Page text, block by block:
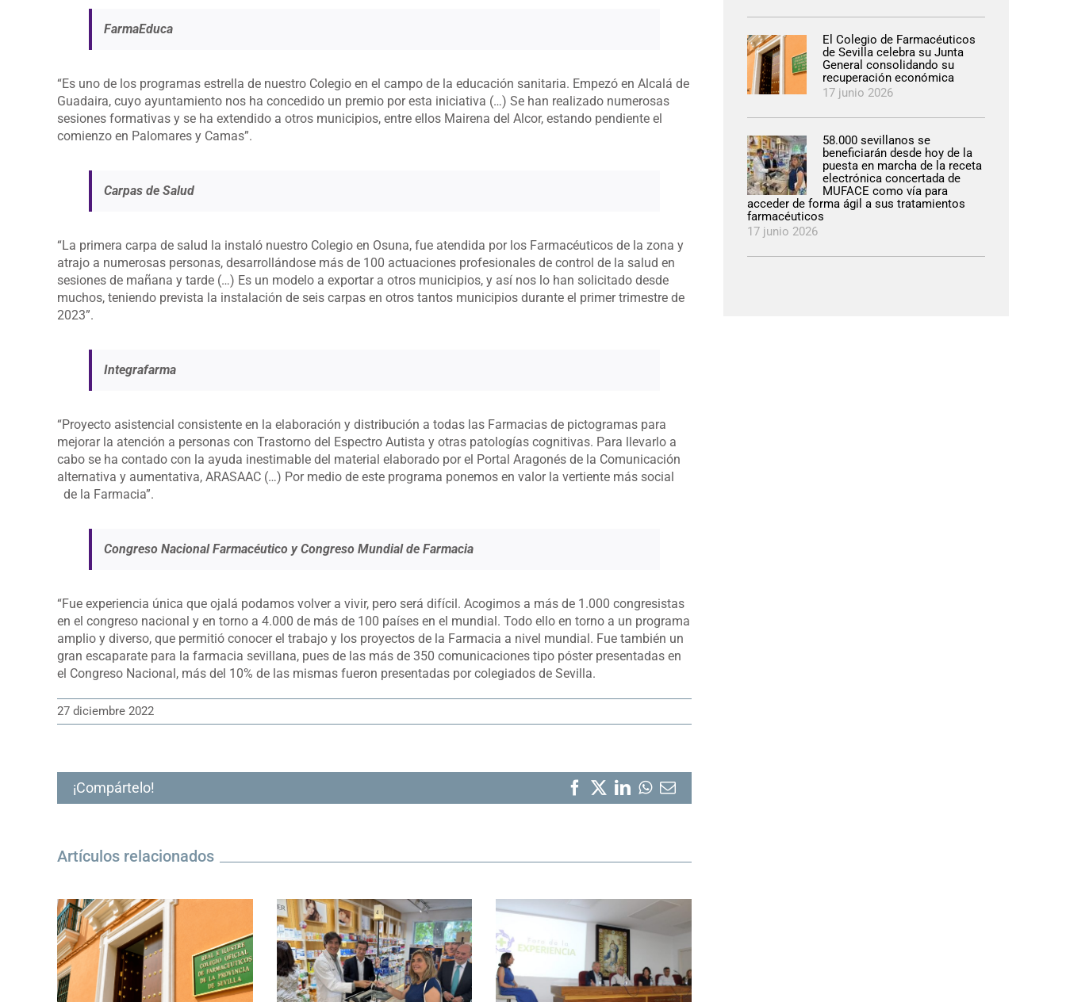
FarmaEduca
“Es uno de los programas estrella de nuestro Colegio en el campo de la educación sanitaria. Empezó en Alcalá de
Guadaira, cuyo ayuntamiento nos ha concedido un premio por esta iniciativa (…) Se han realizado numerosas
sesiones formativas y se ha extendido a otros municipios, entre ellos Mairena del Alcor, estando pendiente el
comienzo en Palomares y Camas”.
Carpas de Salud
“La primera carpa de salud la instaló nuestro Colegio en Osuna, fue atendida por los Farmacéuticos de la zona y
atrajo a numerosas personas, desarrollándose más de 100 actuaciones profesionales de control de la salud en
sesiones de mañana y tarde (…) Es un modelo a exportar a otros municipios, y así nos lo han solicitado desde
muchos, teniendo prevista la instalación de seis carpas en otros tantos municipios durante el primer trimestre de
2023”.
Integrafarma
“Proyecto asistencial consistente en la elaboración y distribución a todas las Farmacias de pictogramas para
mejorar la atención a personas con Trastorno del Espectro Autista y otras patologías cognitivas. Para llevarlo a
cabo se ha contado con la ayuda inestimable del material elaborado por el Portal Aragonés de la Comunicación
alternativa y aumentativa, ARASAAC (…) Por medio de este programa ponemos en valor la vertiente más social
de la Farmacia”.
Congreso Nacional Farmacéutico y Congreso Mundial de Farmacia
“Fue experiencia única que ojalá podamos volver a vivir, pero será difícil. Acogimos a más de 1.000 congresistas
en el congreso nacional y en torno a 4.000 de más de 100 países en el mundial. Todo ello en torno a un programa
amplio y diverso, que permitió conocer el trabajo y los proyectos de la Farmacia a nivel mundial. Fue también un
gran escaparate para la farmacia sevillana, pues de las más de 350 comunicaciones tipo póster presentadas en
el Congreso Nacional, más del 10% de las mismas fueron presentadas por colegiados de Sevilla.
27 diciembre 2022
¡Compártelo! Facebook
X LinkedIn
WhatsApp
Correo
electrónico
Artículos relacionados
El Colegio de Farmacéuticos
de Sevilla celebra su Junta
General consolidando su
recuperación económica
17 junio 2026
58.000 sevillanos se
beneficiarán desde hoy de la
puesta en marcha de la receta
electrónica concertada de
MUFACE como vía para
acceder de forma ágil a sus tratamientos
farmacéuticos
17 junio 2026